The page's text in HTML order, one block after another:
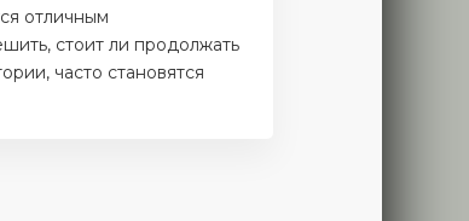
отличным
стоит ли продолжать
часто становятся